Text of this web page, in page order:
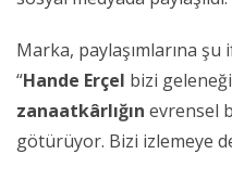
Marka, paylaşımlarına şu
“Hande Erçel bizi
zanaatkârlığın evrensel
götürüyor. Bizi izlemeye